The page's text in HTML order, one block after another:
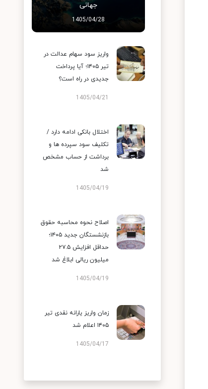
جهانی
1405/04/28
واریز سود سهام عدالت در
تیر ۱۴۰۵؛ آیا پرداخت
جدیدی در راه است؟
1405/04/21
اختلال بانکی ادامه دارد /
تکلیف سود سپرده ها و
برداشت از حساب مشخص
شد
1405/04/19
اصلاح نحوه محاسبه حقوق
بازنشستگان جدید ۱۴۰۵؛
حداقل افزایش ۲۷.۵
میلیون ریالی ابلاغ شد
1405/04/19
زمان واریز یارانه نقدی تیر
۱۴۰۵ اعلام شد
1405/04/17